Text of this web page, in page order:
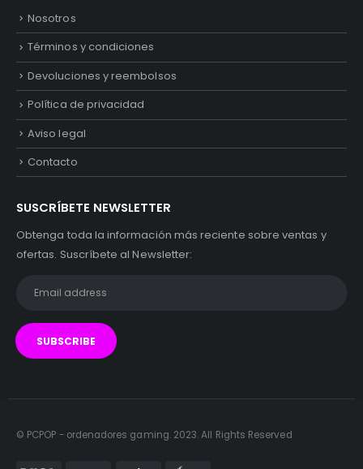
Nosotros
Términos y condiciones
Devoluciones y reembolsos
Política de privacidad
Aviso legal
Contacto
SUSCRÍBETE NEWSLETTER
Obtenga toda la información más reciente sobre ventas y
ofertas. Suscríbete al Newsletter:
© PCPOP - ordenadores gaming. 2023. All Rights Reserved